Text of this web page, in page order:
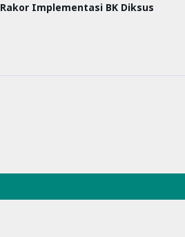
Rakor Implementasi BK Diksus